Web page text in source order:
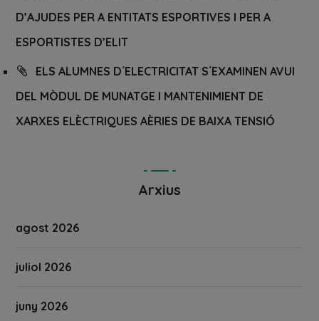
D’AJUDES PER A ENTITATS ESPORTIVES I PER A
ESPORTISTES D’ELIT
ELS ALUMNES D´ELECTRICITAT S´EXAMINEN AVUI
DEL MÒDUL DE MUNATGE I MANTENIMIENT DE
XARXES ELÈCTRIQUES AÈRIES DE BAIXA TENSIÓ
Arxius
agost 2026
juliol 2026
juny 2026